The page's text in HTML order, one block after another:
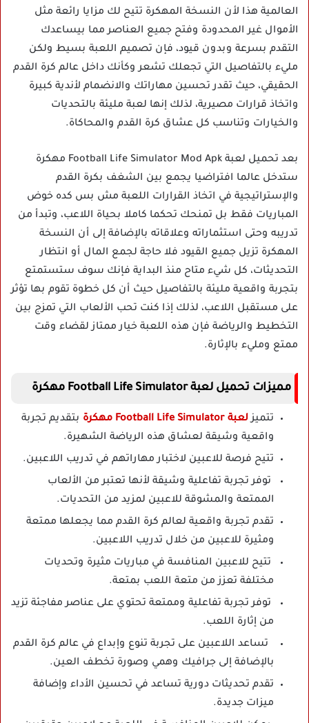
العالمية هذا لأن النسخة المهكرة تتيح لك مزايا رائعة مثل
الأموال غير المحدودة وفتح جميع العناصر مما بيساعدك
التقدم بسرعة وبدون قيود، فإن تصميم اللعبة بسيط ولكن
مليء بالتفاصيل التي تجعلك تشعر وكأنك داخل عالم كرة القدم
الحقيقي، حيث تقدر تحسين مهاراتك والانضمام لأندية كبيرة
واتخاذ قرارات مصيرية، لذلك إنها لعبة مليئة بالتحديات
والخيارات وتناسب كل عشاق كرة القدم والمحاكاة.
بعد تحميل لعبة Football Life Simulator Mod Apk مهكرة
ستدخل عالما افتراضيا يجمع بين الشغف بكرة القدم
والإستراتيجية في اتخاذ القرارات اللعبة مش بس كده خوض
المباريات فقط بل تمنحك تحكما كاملا بحياة اللاعب، وتبدأ من
تدريبه وحتى استثماراته وعلاقاته بالإضافة إلى أن النسخة
المهكرة تزيل جميع القيود فلا حاجة لجمع المال أو انتظار
التحديثات، كل شيء متاح منذ البداية فإنك سوف ستستمتع
بتجربة واقعية مليئة بالتفاصيل حيث أن كل خطوة تقوم بها تؤثر
على مستقبل اللاعب، لذلك إذا كنت تحب الألعاب التي تمزج بين
التخطيط والرياضة فإن هذه اللعبة خيار ممتاز لقضاء وقت
ممتع ومليء بالإثارة.
مميزات تحميل لعبة Football Life Simulator مهكرة
تتميزلعبة Football Life Simulator مهكرة
بتقديم تجربة
واقعية وشيقة لعشاق هذه الرياضة الشهيرة.
تتيح فرصة للاعبين لاختبار مهاراتهم في تدريب اللاعبين.
توفر تجربة تفاعلية وشيقة لأنها تعتبر من الألعاب
الممتعة والمشوقة للاعبين لمزيد من التحديات.
تقدم تجربة واقعية لعالم كرة القدم مما يجعلها ممتعة
ومثيرة للاعبين من خلال تدريب اللاعبين.
تتيح للاعبين المنافسة في مباريات مثيرة وتحديات
مختلفة تعزز من متعة اللعب بمتعة.
توفر تجربة تفاعلية وممتعة تحتوي على عناصر مفاجئة تزيد
من إثارة اللعب.
تساعد اللاعبين على تجربة تنوع وإبداع في عالم كرة القدم
بالإضافة إلى جرافيك وهمي وصورة تخطف العين.
تقدم تحديثات دورية تساعد في تحسين الأداء وإضافة
ميزات جديدة.